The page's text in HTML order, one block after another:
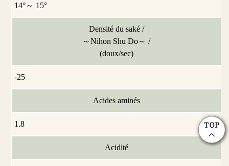
14°～ 15°
Densité du saké /
～Nihon Shu Do～ /
(doux/sec)
-25
Acides aminés
1.8
Acidité